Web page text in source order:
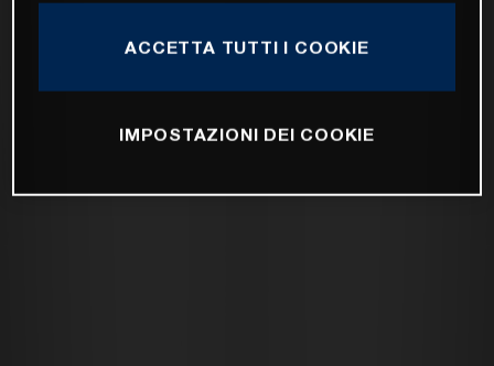
ACCETTA TUTTI I COOKIE
IMPOSTAZIONI DEI COOKIE